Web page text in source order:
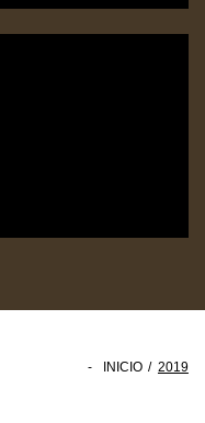
- INICIO / 2019